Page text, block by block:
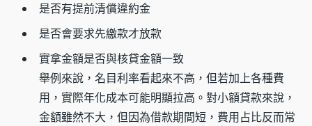
是否有提前清償違約金
是否會要求先繳款才放款
實拿金額是否與核貸金額一致
舉例來說，名目利率看起來不高，但若加上各種費
用，實際年化成本可能明顯拉高。對小額貸款來說，
金額雖然不大，但因為借款期間短，費用占比反而常